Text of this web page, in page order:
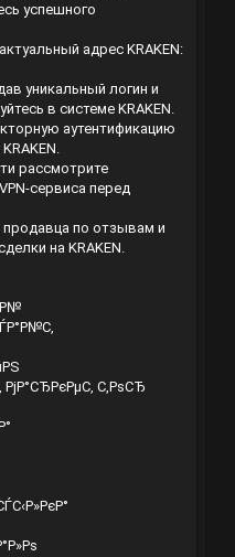
успешного
адрес KRAKEN:
уникальный логин и
в системе KRAKEN.
аутентификацию
рассмотрите
сервиса перед
продавца по отзывам и
на KRAKEN.
С‚РѕСЂ